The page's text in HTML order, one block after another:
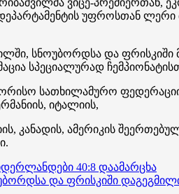
უფროსთან ლერი
სნოუბორდსა და
სპეციალურად
სათხილამურო
იტალიის,
კანადის, ამერიკის
40:8 დაამარცხა
და ფრისკიში